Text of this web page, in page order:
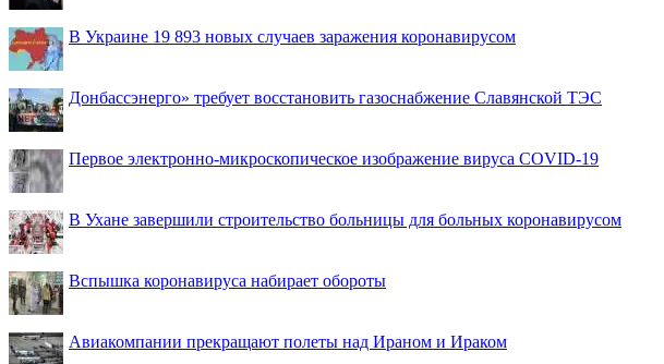
В Украине 19 893 новых случаев заражения коронавирусом
Донбассэнерго» требует восстановить газоснабжение Славянской ТЭС
Первое электронно-микроскопическое изображение вируса COVID-19
В Ухане завершили строительство больницы для больных коронавирусом
Вспышка коронавируса набирает обороты
Авиакомпании прекращают полеты над Ираном и Ираком